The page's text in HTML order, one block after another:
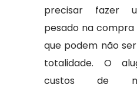
precisar fazer
pesado na
que podem não
totalidade. O
custos de